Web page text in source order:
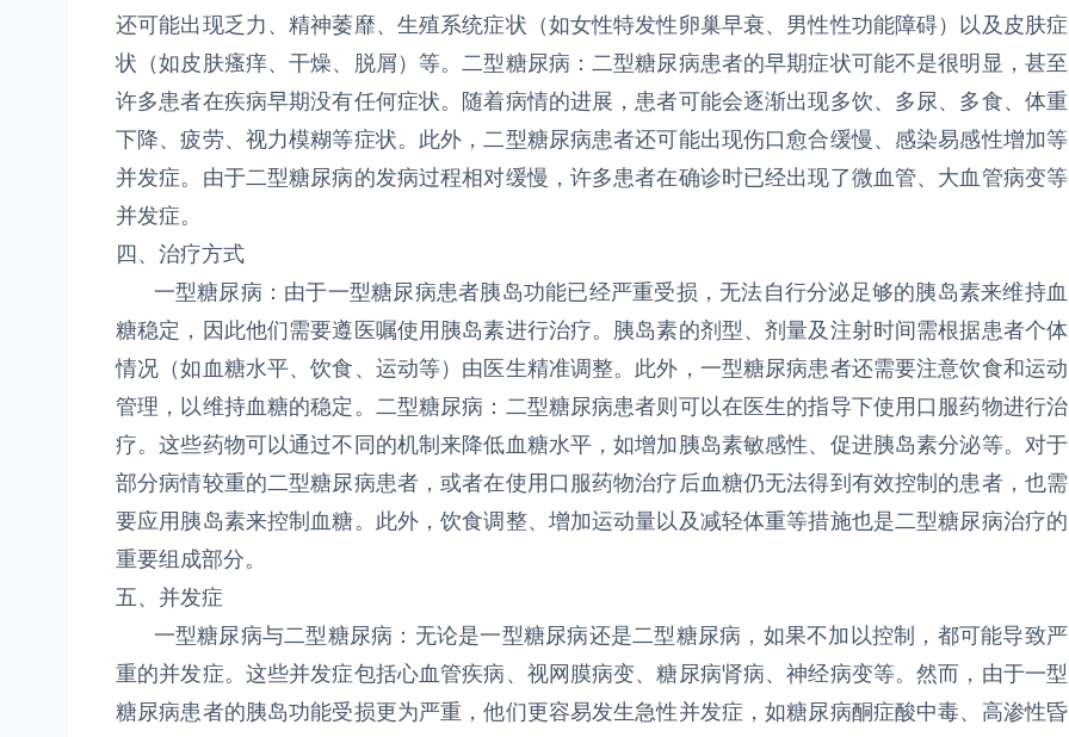
还可能出现乏力、精神萎靡、生殖系统症状（如女性特发性卵巢早衰、男性性功能障碍）以及皮肤症
状（如皮肤瘙痒、干燥、脱屑）等。二型糖尿病：二型糖尿病患者的早期症状可能不是很明显，甚至
许多患者在疾病早期没有任何症状。随着病情的进展，患者可能会逐渐出现多饮、多尿、多食、体重
下降、疲劳、视力模糊等症状。此外，二型糖尿病患者还可能出现伤口愈合缓慢、感染易感性增加等
并发症。由于二型糖尿病的发病过程相对缓慢，许多患者在确诊时已经出现了微血管、大血管病变等
并发症。
四、治疗方式
一型糖尿病：由于一型糖尿病患者胰岛功能已经严重受损，无法自行分泌足够的胰岛素来维持血
糖稳定，因此他们需要遵医嘱使用胰岛素进行治疗。胰岛素的剂型、剂量及注射时间需根据患者个体
情况（如血糖水平、饮食、运动等）由医生精准调整。此外，一型糖尿病患者还需要注意饮食和运动
管理，以维持血糖的稳定。二型糖尿病：二型糖尿病患者则可以在医生的指导下使用口服药物进行治
疗。这些药物可以通过不同的机制来降低血糖水平，如增加胰岛素敏感性、促进胰岛素分泌等。对于
部分病情较重的二型糖尿病患者，或者在使用口服药物治疗后血糖仍无法得到有效控制的患者，也需
要应用胰岛素来控制血糖。此外，饮食调整、增加运动量以及减轻体重等措施也是二型糖尿病治疗的
重要组成部分。
五、并发症
一型糖尿病与二型糖尿病：无论是一型糖尿病还是二型糖尿病，如果不加以控制，都可能导致严
重的并发症。这些并发症包括心血管疾病、视网膜病变、糖尿病肾病、神经病变等。然而，由于一型
糖尿病患者的胰岛功能受损更为严重，他们更容易发生急性并发症，如糖尿病酮症酸中毒、高渗性昏